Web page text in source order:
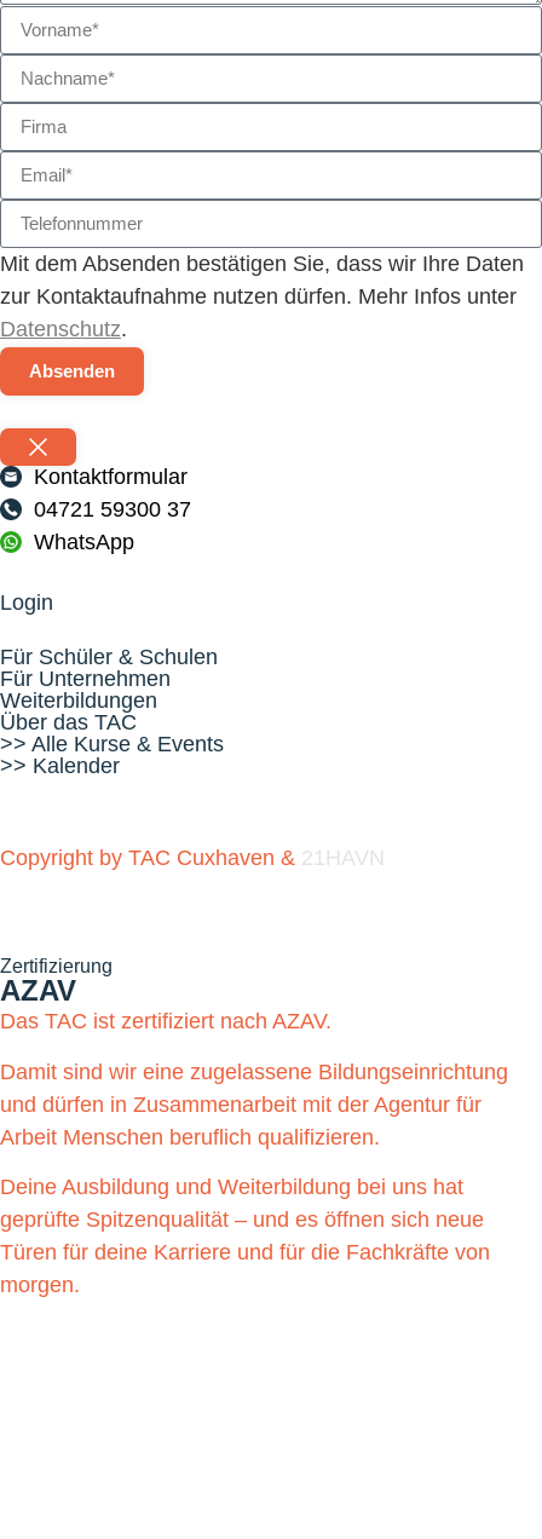
Mit dem Absenden bestätigen Sie, dass wir Ihre Daten
zur Kontaktaufnahme nutzen dürfen. Mehr Infos unter
Datenschutz.
Absenden
Kontaktformular
04721 59300 37
WhatsApp
Login
Für Schüler & Schulen
Für Unternehmen
Weiterbildungen
Über das TAC
>> Alle Kurse & Events
>> Kalender
Copyright by TAC Cuxhaven & 21HAVN
Zertifizierung
AZAV
Das TAC ist zertifiziert nach AZAV.
Damit sind wir eine zugelassene Bildungseinrichtung
und dürfen in Zusammenarbeit mit der Agentur für
Arbeit Menschen beruflich qualifizieren.
Deine Ausbildung und Weiterbildung bei uns hat
geprüfte Spitzenqualität – und es öffnen sich neue
Türen für deine Karriere und für die Fachkräfte von
morgen.